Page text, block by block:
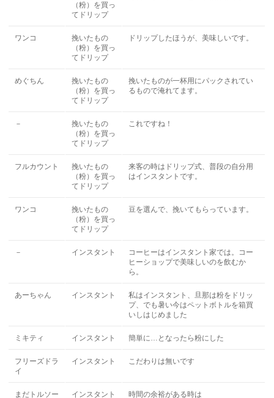
（粉）を買っ
てドリップ
ワンコ
挽いたもの
（粉）を買っ
てドリップ
ドリップしたほうが、美味しいです。
めぐちん
挽いたもの
（粉）を買っ
てドリップ
挽いたものが一杯用にパックされてい
るもので淹れてます。
－
挽いたもの
（粉）を買っ
てドリップ
これですね！
フルカウント
挽いたもの
（粉）を買っ
てドリップ
来客の時はドリップ式、普段の自分用
はインスタントです。
ワンコ
挽いたもの
（粉）を買っ
てドリップ
豆を選んで、挽いてもらっています。
－ インスタント
コーヒーはインスタント家では。コー
ヒーショップで美味しいのを飲むか
ら。
あーちゃん インスタント
私はインスタント、旦那は粉をドリッ
プ、でも暑い今はペットボトルを箱買
いしはじめました
ミキティ インスタント 簡単に…となったら粉にした
フリーズドラ
イ
インスタント こだわりは無いです
まだトルソー インスタント 時間の余裕がある時は